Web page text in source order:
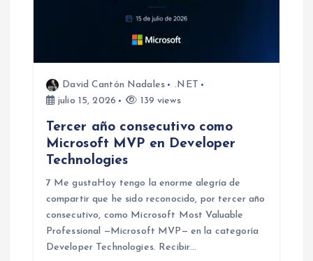
t
David Cantón Nadales
.NET
julio 15, 2026
139 views
Tercer año consecutivo como
Microsoft MVP en Developer
Technologies
7 Me gustaHoy tengo la enorme alegría de
compartir que he sido reconocido, por tercer año
consecutivo, como Microsoft Most Valuable
Professional —Microsoft MVP— en la categoría
Developer Technologies. Recibir…